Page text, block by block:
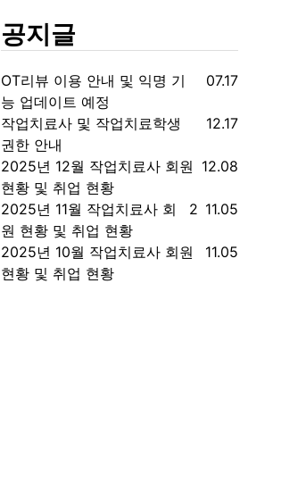
공지글
등록일
07.17
OT리뷰 이용 안내 및 익명 기
능 업데이트 예정
등록일
12.17
작업치료사 및 작업치료학생
권한 안내
등록일
12.08
2025년 12월 작업치료사 회원
현황 및 취업 현황
등록일
11.05
2025년 11월 작업치료사 회
원 현황 및 취업 현황
댓글
2
등록일
11.05
2025년 10월 작업치료사 회원
현황 및 취업 현황